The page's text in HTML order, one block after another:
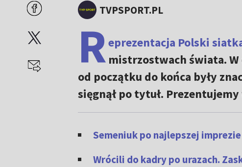
TVPSPORT.PL
Reprezentacja Polski
mistrzostwach świata. W
od początku do końca były
sięgnął po tytuł.
Semeniuk po najlepszej
Wrócili do kadry po urazach.